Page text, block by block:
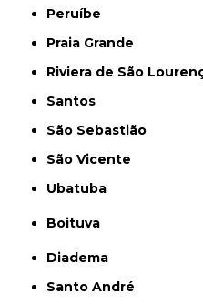
Peruíbe
Praia Grande
Riviera de São
Santos
São Sebastião
São Vicente
Ubatuba
Boituva
Diadema
Santo André